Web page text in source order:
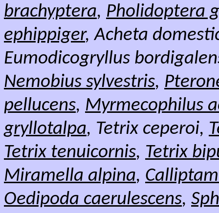
brachyptera, Pholidoptera
ephippiger, Acheta
Eumodicogryllus
Nemobius sylvestris,
pellucens, Myrmecophilus
gryllotalpa, Tetrix ceperoi,
Tetrix tenuicornis, Tetrix
Miramella alpina,
Oedipoda caerulescens,